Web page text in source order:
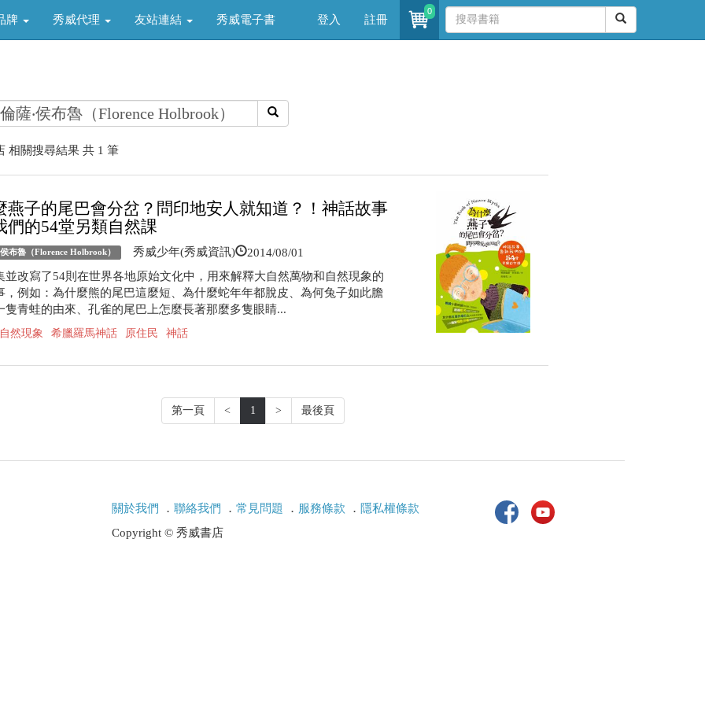
牌 秀威代理 友站連結 秀威電子書 登入 註冊
0
相關搜尋結果 共 1 筆
燕子的尾巴會分岔？問印地安人就知道？！神話故事
們的54堂另類自然課
布魯（Florence Holbrook） 秀威少年(秀威資訊) 2014/08/01
並改寫了54則在世界各地原始文化中，用來解釋大自然萬物和自然現象的
，例如：為什麼熊的尾巴這麼短、為什麼蛇年年都脫皮、為何兔子如此膽
隻青蛙的由來、孔雀的尾巴上怎麼長著那麼多隻眼睛...
然現象 希臘羅馬神話 原住民 神話
第一頁 < 1 > 最後頁
關於我們 ． 聯絡我們 ． 常見問題 ． 服務條款 ． 隱私權條款
Copyright © 秀威書店